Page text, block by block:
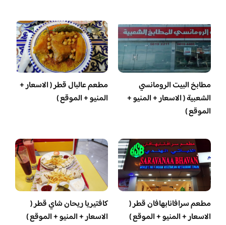
مطابخ البيت الرومانسي
الشعبية ( الاسعار + المنيو +
الموقع )
مطعم عالبال قطر ( الاسعار +
المنيو + الموقع )
مطعم سرافانابهافان قطر (
الاسعار + المنيو + الموقع )
كافتيريا ريحان شاي قطر (
الاسعار + المنيو + الموقع )